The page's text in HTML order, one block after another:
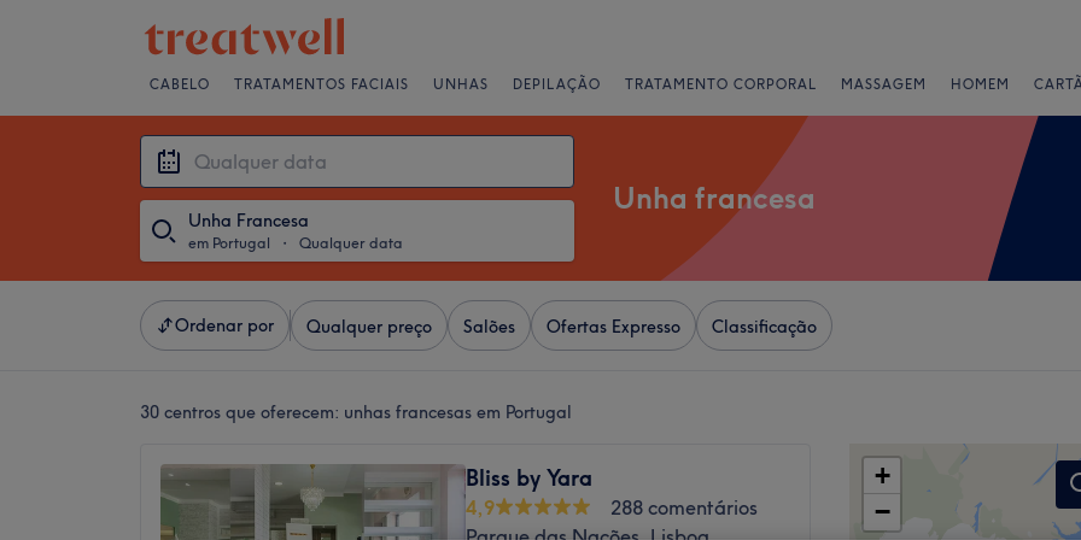
CABELO TRATAMENTOS FACIAIS UNHAS DEPILAÇÃO TRATAMENTO CORPORAL MASSAGEM HOMEM
Unha Francesa
em Portugal ・ Qualquer data
Unha francesa
Ordenar por Qualquer preço Salões Ofertas Expresso Classificação
30 centros que oferecem: unhas francesas em Portugal
Bliss by Yara
4,9
288 comentários
+
−